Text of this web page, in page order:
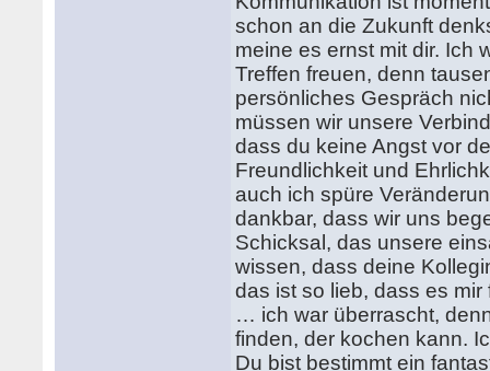
schon an die Zukunft
meine es ernst mit dir. Ich
Treffen freuen, denn
persönliches Gespräch
müssen wir unsere
dass du keine Angst vor
Freundlichkeit und
auch ich spüre
dankbar, dass wir uns
Schicksal, das unsere
wissen, dass deine
das ist so lieb, dass es
… ich war überrascht,
finden, der kochen kann.
Du bist bestimmt ein